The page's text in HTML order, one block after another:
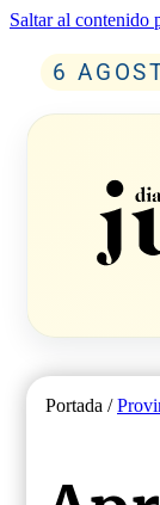
Saltar al contenido
6
Portada /